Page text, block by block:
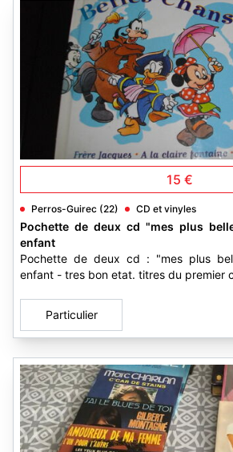
15 €
Perros-Guirec (22) CD et vinyles
Pochette de deux cd "mes plus
enfant
Pochette de deux cd : "mes plus
enfant - tres bon etat. titres du premier
Particulier